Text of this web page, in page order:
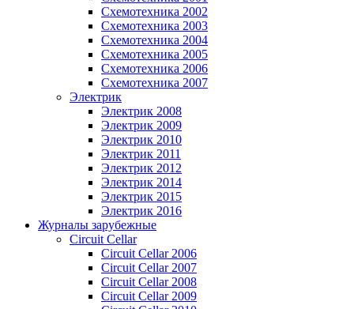
Схемотехника 2002
Схемотехника 2003
Схемотехника 2004
Схемотехника 2005
Схемотехника 2006
Схемотехника 2007
Электрик
Электрик 2008
Электрик 2009
Электрик 2010
Электрик 2011
Электрик 2012
Электрик 2014
Электрик 2015
Электрик 2016
Журналы зарубежные
Circuit Cellar
Circuit Cellar 2006
Circuit Cellar 2007
Circuit Cellar 2008
Circuit Cellar 2009